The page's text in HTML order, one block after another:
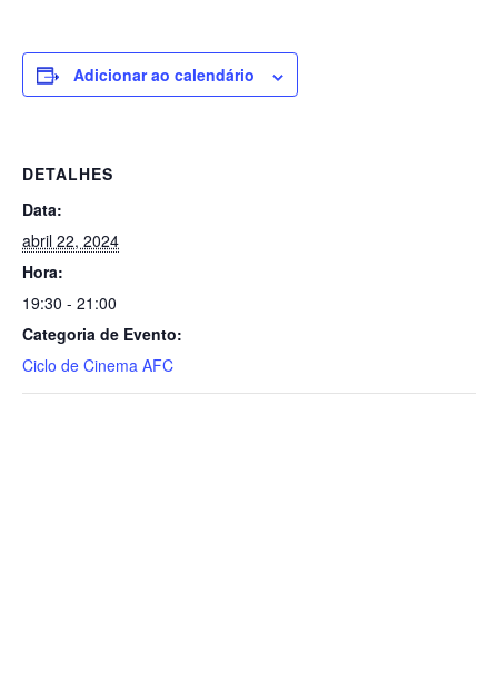
Adicionar ao calendário
DETALHES
Data:
abril 22, 2024
Hora:
19:30 - 21:00
Categoria de Evento:
Ciclo de Cinema AFC